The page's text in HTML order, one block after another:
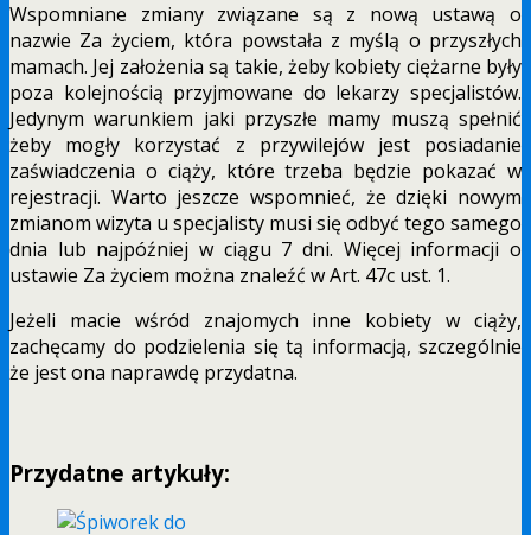
Wspomniane zmiany związane są z nową ustawą o
nazwie Za życiem, która powstała z myślą o przyszłych
mamach. Jej założenia są takie, żeby kobiety ciężarne były
poza kolejnością przyjmowane do lekarzy specjalistów.
Jedynym warunkiem jaki przyszłe mamy muszą spełnić
żeby mogły korzystać z przywilejów jest posiadanie
zaświadczenia o ciąży, które trzeba będzie pokazać w
rejestracji. Warto jeszcze wspomnieć, że dzięki nowym
zmianom wizyta u specjalisty musi się odbyć tego samego
dnia lub najpóźniej w ciągu 7 dni. Więcej informacji o
ustawie Za życiem można znaleźć w Art. 47c ust. 1.
Jeżeli macie wśród znajomych inne kobiety w ciąży,
zachęcamy do podzielenia się tą informacją, szczególnie
że jest ona naprawdę przydatna.
Przydatne artykuły: